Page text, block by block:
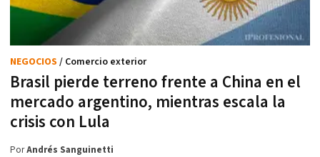
Brasil pierde terreno frente a China en el
mercado argentino, mientras escala la
crisis con Lula
NEGOCIOS / Comercio exterior
PorAndrés Sanguinetti